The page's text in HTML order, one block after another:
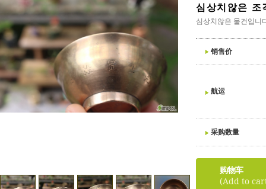
심상치않은 조
심상치않은 물건입니
销售价
航运
采购数量
购物车
(Add to